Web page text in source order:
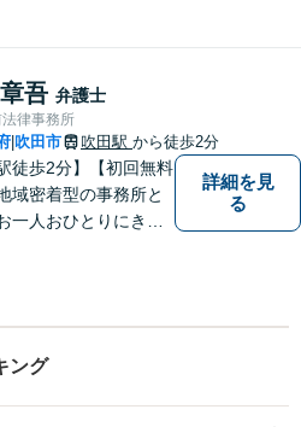
張相談にも応じてお
でお気軽にご相談く
吾 弁護士
律事務所
吹田市 吹田駅 から徒歩2分
徒歩2分】【初回無料
域密着型の事務所と
一人おひとりにきめ
応！まずは無料相談
ください。【完全個
詳細を見
る
ング